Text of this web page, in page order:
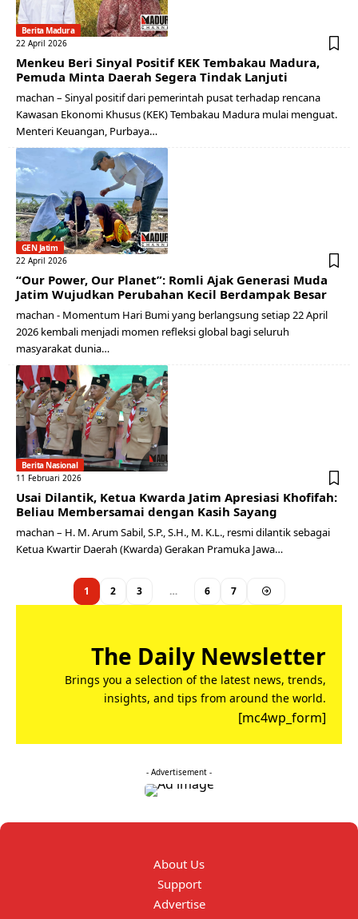
Berita Madura
22 April 2026
Menkeu Beri Sinyal Positif KEK Tembakau Madura,
Pemuda Minta Daerah Segera Tindak Lanjuti
machan – Sinyal positif dari pemerintah pusat terhadap rencana
Kawasan Ekonomi Khusus (KEK) Tembakau Madura mulai menguat.
Menteri Keuangan, Purbaya…
GEN Jatim
22 April 2026
“Our Power, Our Planet”: Romli Ajak Generasi Muda
Jatim Wujudkan Perubahan Kecil Berdampak Besar
machan - Momentum Hari Bumi yang berlangsung setiap 22 April
2026 kembali menjadi momen refleksi global bagi seluruh
masyarakat dunia…
Berita Nasional
11 Februari 2026
Usai Dilantik, Ketua Kwarda Jatim Apresiasi Khofifah:
Beliau Membersamai dengan Kasih Sayang
machan – H. M. Arum Sabil, S.P., S.H., M. K.L., resmi dilantik sebagai
Ketua Kwartir Daerah (Kwarda) Gerakan Pramuka Jawa…
1 2 3 … 6 7
The Daily Newsletter
Brings you a selection of the latest news, trends,
insights, and tips from around the world.
[mc4wp_form]
- Advertisement -
About Us
Support
Advertise